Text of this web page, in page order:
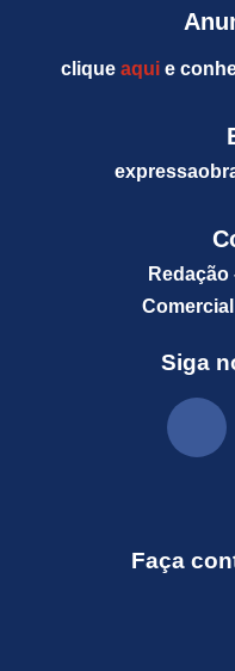
clique aquie
Redação
Comercial
Siga
Faça